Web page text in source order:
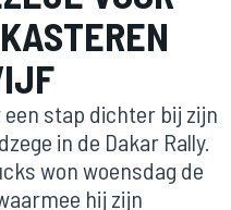
stap dichter bij zijn
in de Dakar Rally.
won woensdag de
hij zijn